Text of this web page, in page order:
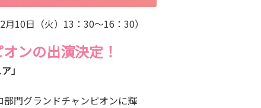
月10日（火）13：30〜16：30）
ンの出演決定！
」
部門グランドチャンピオンに輝